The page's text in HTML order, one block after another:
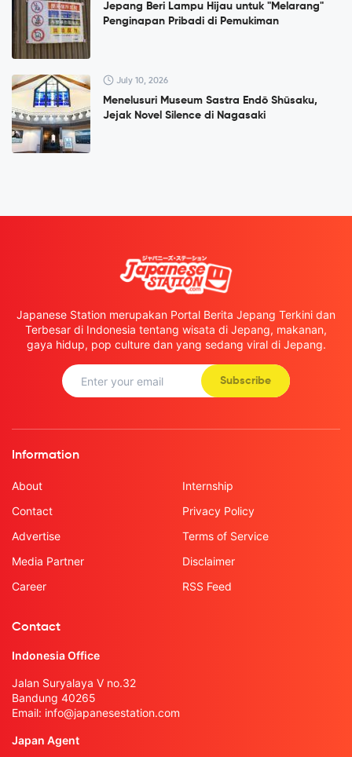
Jepang Beri Lampu Hijau untuk "Melarang"
Penginapan Pribadi di Pemukiman
July 10, 2026
Menelusuri Museum Sastra Endō Shūsaku,
Jejak Novel Silence di Nagasaki
Japanese Station merupakan Portal Berita Jepang Terkini dan
Terbesar di Indonesia tentang wisata di Jepang, makanan,
gaya hidup, pop culture dan yang sedang viral di Jepang.
Subscribe
Information
About
Contact
Advertise
Media Partner
Career
Internship
Privacy Policy
Terms of Service
Disclaimer
RSS Feed
Contact
Indonesia Office
Jalan Suryalaya V no.32
Bandung 40265
Email: info@japanesestation.com
Japan Agent